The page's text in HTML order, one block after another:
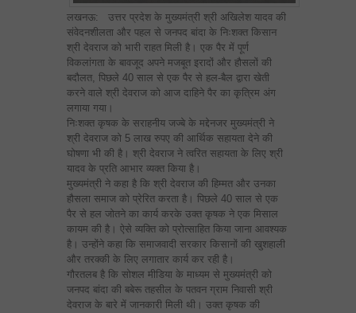
लखनऊ: उत्तर प्रदेश के मुख्यमंत्री श्री अखिलेश यादव की
संवेदनशीलता और पहल से जनपद बांदा के निःशक्त किसान
श्री देवराज को भारी राहत मिली है। एक पैर में पूर्ण
विकलांगता के बावजूद अपने मजबूत इरादों और हौसलों की
बदौलत, पिछले 40 साल से एक पैर से हल-बैल द्वारा खेती
करने वाले श्री देवराज को आज दाहिने पैर का कृत्रिम अंग
लगाया गया।
निःशक्त कृषक के सराहनीय जज्बे के मद्देनजर मुख्यमंत्री ने
श्री देवराज को 5 लाख रुपए की आर्थिक सहायता देने की
घोषणा भी की है। श्री देवराज ने त्वरित सहायता के लिए श्री
यादव के प्रति आभार व्यक्त किया है।
मुख्यमंत्री ने कहा है कि श्री देवराज की हिम्मत और उनका
हौसला समाज को प्रेरित करता है। पिछले 40 साल से एक
पैर से हल जोतने का कार्य करके उक्त कृषक ने एक मिसाल
कायम की है। ऐसे व्यक्ति को प्रोत्साहित किया जाना आवश्यक
है। उन्होंने कहा कि समाजवादी सरकार किसानों की खुशहाली
और तरक्की के लिए लगातार कार्य कर रही है।
गौरतलब है कि सोशल मीडिया के माध्यम से मुख्यमंत्री को
जनपद बांदा की बबेरू तहसील के पतवन ग्राम निवासी श्री
देवराज के बारे में जानकारी मिली थी। उक्त कृषक की